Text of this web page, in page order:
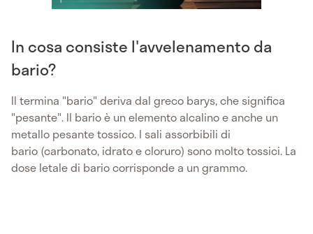
In cosa consiste l'avvelenamento da
bario?
Il termina "bario" deriva dal greco barys, che significa
"pesante". Il bario è un elemento alcalino e anche un
metallo pesante tossico. I sali assorbibili di
bario (carbonato, idrato e cloruro) sono molto tossici. La
dose letale di bario corrisponde a un grammo.